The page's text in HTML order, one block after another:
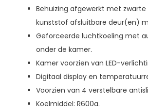
Behuizing afgewerkt met
kunststof afsluitbare deur(en)
Geforceerde luchtkoeling met
onder de kamer.
Kamer voorzien van LED-
Digitaal display en
Voorzien van 4 verstelbare
Koelmiddel: R600a.